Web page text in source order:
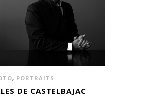
, PORTRAITS
DE CASTELBAJAC